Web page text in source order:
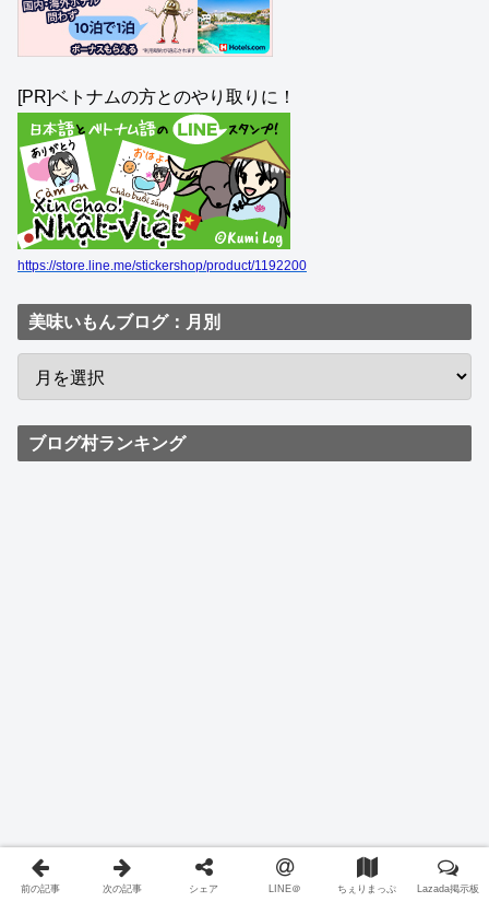
[PR]ベトナムの方とのやり取りに！
https://store.line.me/stickershop/product/1192200
美味いもんブログ：月別
ブログ村ランキング
前の記事 次の記事 シェア LINE＠ ちぇりまっぷ Lazada掲示板